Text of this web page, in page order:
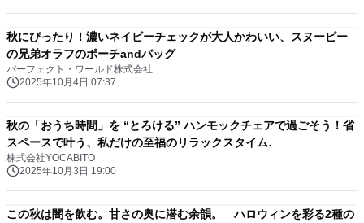
秋にぴったり！濃いネイビーチェックが大人かわいい、スヌーピー
の兄弟オラフのポーチandバッグ
パーフェクト・ワールド株式会社
2025年10月4日 07:37
秋の「おうち時間」を “とろける” ハンモックチェアで過ごそう！省
スペースで叶う、私だけの至福のリラックスタイム♩
株式会社YOCABITO
2025年10月3日 19:00
この秋は闇を飲む。甘さの奥に潜む余韻。 ハロウィンを彩る2種の